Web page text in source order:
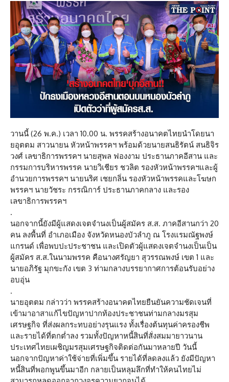
วานนี้ (26 พ.ค.) เวลา 10.00 น. พรรคสร้างอนาคตไทยนำโดยนา
ยอุตตม สาวนายน หัวหน้าพรรคฯ พร้อมด้วยนายสนธิรัตน์ สนธิจิร
วงศ์ เลขาธิการพรรคฯ นายสุพล ฟองงาม ประธานภาคอีสาน และ
กรรมการบริหารพรรค นายวิเชียร ชวลิต รองหัวหน้าพรรคฯและผู้
อำนวยการพรรคฯ นายนริศ เชยกลิ่น รองหัวหน้าพรรคและโฆษก
พรรคฯ นายวัชระ กรรณิการ์ ประธานภาคกลาง และรอง
เลขาธิการพรรคฯ
.
นอกจากนี้ยังมีผู้แสดงเจตจำนงเป็นผู้สมัคร ส.ส. ภาคอีสานกว่า 20
คน ลงพื้นที่ อำเภอเมือง จังหวัดหนองบัวลำภู ณ โรงแรมณัฐพงษ์
แกรนด์ เพื่อพบปะประชาชน และเปิดตัวผู้แสดงเจตจำนงเป็นเป็น
ผู้สมัคร ส.ส.ในนามพรรค คือนางศรัญยา สุวรรณพงษ์ เขต 1 และ
นายอภิรัฐ มุกขะกัง เขต 3 ท่ามกลางบรรยากาศการต้อนรับอย่าง
อบอุ่น
.
นายอุตตม กล่าวว่า พรรคสร้างอนาคตไทยยืนยันความชัดเจนที่
เข้ามาอาสาแก้ไขปัญหาปากท้องประชาชนท่ามกลางมรสุม
เศรษฐกิจ ที่ส่งผลกระทบอย่างรุนแรง ทั้งเรื่องต้นทุนค่าครองชีพ
และรายได้ที่ตกต่ำลง รวมทั้งปัญหาหนี้สินที่สั่งสมมายาวนาน
ประเทศไทยเผชิญมรสุมเศรษฐกิจติดต่อกันมาหลายปี วันนี้
นอกจากปัญหาค่าใช้จ่ายที่เพิ่มขึ้น รายได้ที่ลดลงแล้ว ยังมีปัญหา
หนี้สินที่พอกพูนขึ้นมาอีก กลายเป็นหลุมลึกที่ทำให้คนไทยไม่